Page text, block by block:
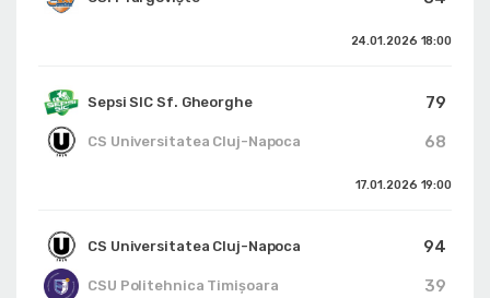
24.01.2026 18:00
Sepsi SIC Sf. Gheorghe
79
68
CS Universitatea Cluj-Napoca
17.01.2026 19:00
CS Universitatea Cluj-Napoca
94
39
CSU Politehnica Timișoara